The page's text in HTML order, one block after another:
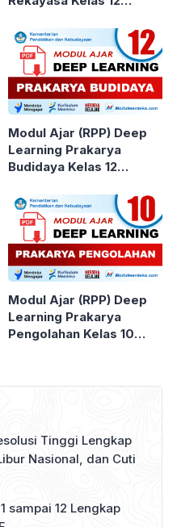
Modul Ajar (RPP) Deep
Learning Prakarya
Budidaya Kelas 12
Modul Ajar (RPP) Deep
Learning Prakarya
Pengolahan Kelas 10
Tinggi Lengkap
Nasional, dan Cuti
sampai 12 Lengkap